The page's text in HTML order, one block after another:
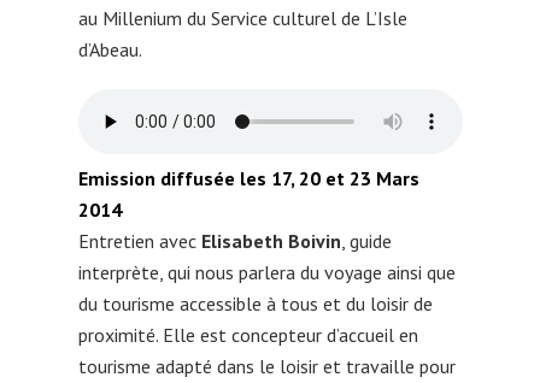
au Millenium du Service culturel de L’Isle
d’Abeau.
Emission diffusée les 17, 20 et 23 Mars
2014
Entretien avec Elisabeth Boivin , guide
interprète, qui nous parlera du voyage ainsi que
du tourisme accessible à tous et du loisir de
proximité. Elle est concepteur d’accueil en
tourisme adapté dans le loisir et travaille pour